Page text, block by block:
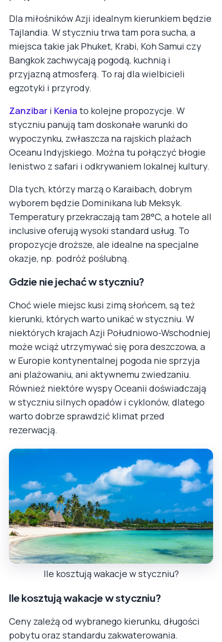
Dla miłośników Azji idealnym kierunkiem będzie
Tajlandia. W styczniu trwa tam pora sucha, a
miejsca takie jak Phuket, Krabi, Koh Samui czy
Bangkok zachwycają pogodą, kuchnią i
przyjazną atmosferą. To raj dla wielbicieli
egzotyki i przyrody.
Zanzibar i Kenia to kolejne propozycje. W
styczniu panują tam doskonałe warunki do
wypoczynku, zwłaszcza na rajskich plażach
Oceanu Indyjskiego. Można tu połączyć błogie
lenistwo z safari i odkrywaniem lokalnej kultury.
Dla tych, którzy marzą o Karaibach, dobrym
wyborem będzie Dominikana lub Meksyk.
Temperatury przekraczają tam 28°C, a hotele all
inclusive oferują wysoki standard usług. To
propozycje droższe, ale idealne na specjalne
okazje, np. podróż poślubną.
Gdzie nie jechać w styczniu?
Choć wiele miejsc kusi zimą słońcem, są też
kierunki, których warto unikać w styczniu. W
niektórych krajach Azji Południowo-Wschodniej
może wciąż utrzymywać się pora deszczowa, a
w Europie kontynentalnej pogoda nie sprzyja
ani plażowaniu, ani aktywnemu zwiedzaniu.
Również niektóre wyspy Oceanii doświadczają
w styczniu silnych opadów i cyklonów, dlatego
warto dobrze sprawdzić klimat przed
rezerwacją.
Ile kosztują wakacje w styczniu?
Ile kosztują wakacje w styczniu?
Ceny zależą od wybranego kierunku, długości
pobytu oraz standardu zakwaterowania.